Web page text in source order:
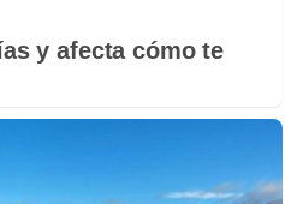
y afecta cómo te